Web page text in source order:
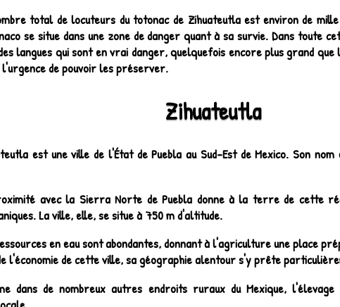
total de locuteurs du totonac de Zihuateutla est environ de
se situe dans une zone de danger quant à sa survie. Dans toute
langues qui sont en vrai danger, quelquefois encore plus grand
l'urgence de pouvoir les préserver.
Zihuateutla
est une ville de l'État de Puebla au Sud-Est de Mexico. Son
avec la Sierra Norte de Puebla donne à la terre de cette
La ville, elle, se situe à 750 m d'altitude.
en eau sont abondantes, donnant à l'agriculture une place
l'économie de cette ville, sa géographie alentour s'y prête
dans de nombreux autres endroits ruraux du Mexique,